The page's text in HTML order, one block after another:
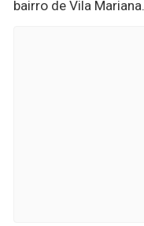
bairro de Vila Mariana.